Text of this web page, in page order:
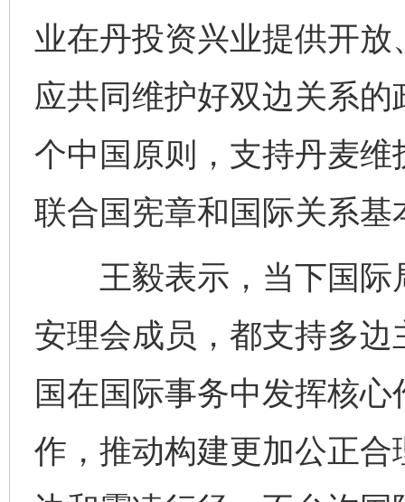
业在丹投资兴业提供开
应共同维护好双边关系
个中国原则，支持丹麦
联合国宪章和国际关系基
王毅表示，当下国际
安理会成员，都支持多
国在国际事务中发挥核
作，推动构建更加公正